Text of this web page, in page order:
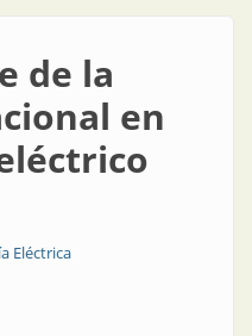
de la
en
Eléctrica